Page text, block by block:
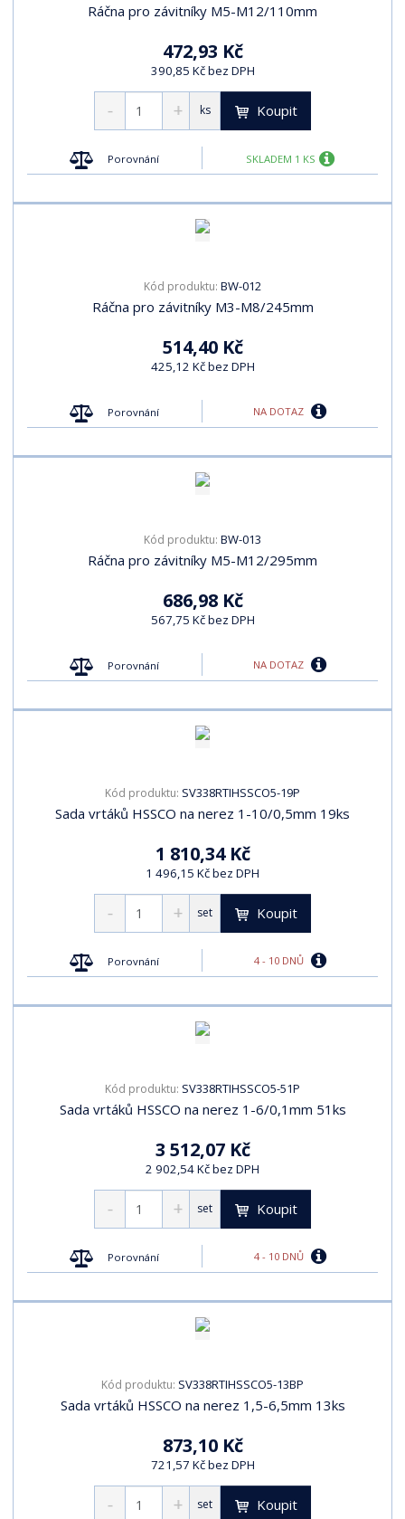
Ráčna pro závitníky M5-M12/110mm
472,93 Kč
390,85 Kč bez DPH
ks Koupit
Porovnání SKLADEM 1 KS
Kód produktu: BW-012
Ráčna pro závitníky M3-M8/245mm
514,40 Kč
425,12 Kč bez DPH
Porovnání NA DOTAZ
Kód produktu: BW-013
Ráčna pro závitníky M5-M12/295mm
686,98 Kč
567,75 Kč bez DPH
Porovnání NA DOTAZ
Kód produktu: SV338RTIHSSCO5-19P
Sada vrtáků HSSCO na nerez 1-10/0,5mm 19ks
1 810,34 Kč
1 496,15 Kč bez DPH
set Koupit
Porovnání 4 - 10 DNŮ
Kód produktu: SV338RTIHSSCO5-51P
Sada vrtáků HSSCO na nerez 1-6/0,1mm 51ks
3 512,07 Kč
2 902,54 Kč bez DPH
set Koupit
Porovnání 4 - 10 DNŮ
Kód produktu: SV338RTIHSSCO5-13BP
Sada vrtáků HSSCO na nerez 1,5-6,5mm 13ks
873,10 Kč
721,57 Kč bez DPH
set Koupit